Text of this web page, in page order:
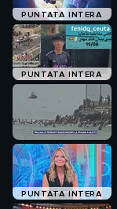
PUNTATA INTERA
PUNTATA INTERA
PUNTATA INTERA